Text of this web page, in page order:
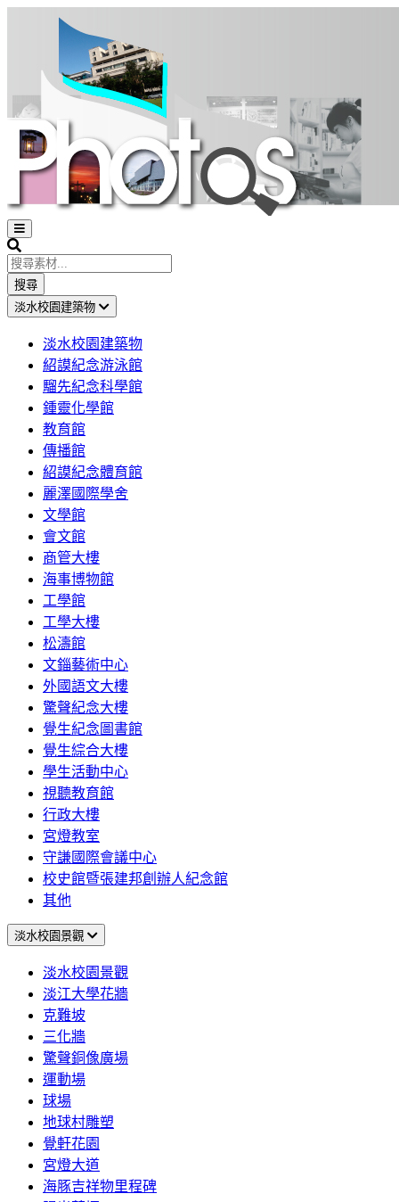
Open
sidebar
Search
搜尋
淡水校園建築物
淡水校園建築物
紹謨紀念游泳館
騮先紀念科學館
鍾靈化學館
教育館
傳播館
紹謨紀念體育館
麗澤國際學舍
文學館
會文館
商管大樓
海事博物館
工學館
工學大樓
松濤館
文錙藝術中心
外國語文大樓
驚聲紀念大樓
覺生紀念圖書館
覺生綜合大樓
學生活動中心
視聽教育館
行政大樓
宮燈教室
守謙國際會議中心
校史館暨張建邦創辦人紀念館
其他
淡水校園景觀
淡水校園景觀
淡江大學花牆
克難坡
三化牆
驚聲銅像廣場
運動場
球場
地球村雕塑
覺軒花園
宮燈大道
海豚吉祥物里程碑